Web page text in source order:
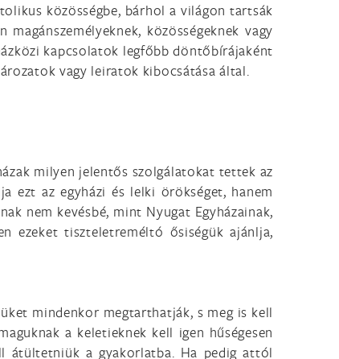
közösségbe, bárhol a világon tartsák
magánszemélyeknek, közösségeknek vagy
kapcsolatok legfőbb döntőbírájaként
vagy leiratok kibocsátása által.
milyen jelentős szolgálatokat tettek az
ezt az egyházi és lelki örökséget, hanem
nem kevésbé, mint Nyugat Egyházainak,
ezeket tiszteletreméltó ősiségük ajánlja,
mindenkor megtarthatják, s meg is kell
a keletieknek kell igen hűségesen
átültetniük a gyakorlatba. Ha pedig attól